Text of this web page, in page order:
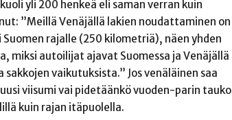
yli 200 henkeä eli saman verran kuin
”Meillä Venäjällä lakien noudattaminen on
rajalle (250 kilometriä), näen yhden
miksi autoilijat ajavat Suomessa ja Venäjällä
vaikutuksista.” Jos venäläinen saa
viisumi vai pidetäänkö vuoden-parin tauko
kuin rajan itäpuolella.